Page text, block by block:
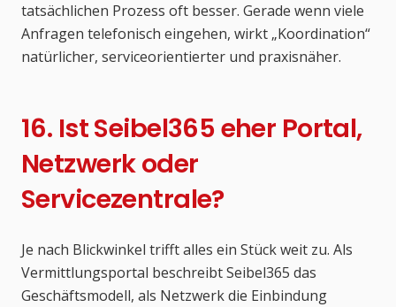
tatsächlichen Prozess oft besser. Gerade wenn viele
Anfragen telefonisch eingehen, wirkt „Koordination“
natürlicher, serviceorientierter und praxisnäher.
16. Ist Seibel365 eher Portal,
Netzwerk oder
Servicezentrale?
Je nach Blickwinkel trifft alles ein Stück weit zu. Als
Vermittlungsportal beschreibt Seibel365 das
Geschäftsmodell, als Netzwerk die Einbindung